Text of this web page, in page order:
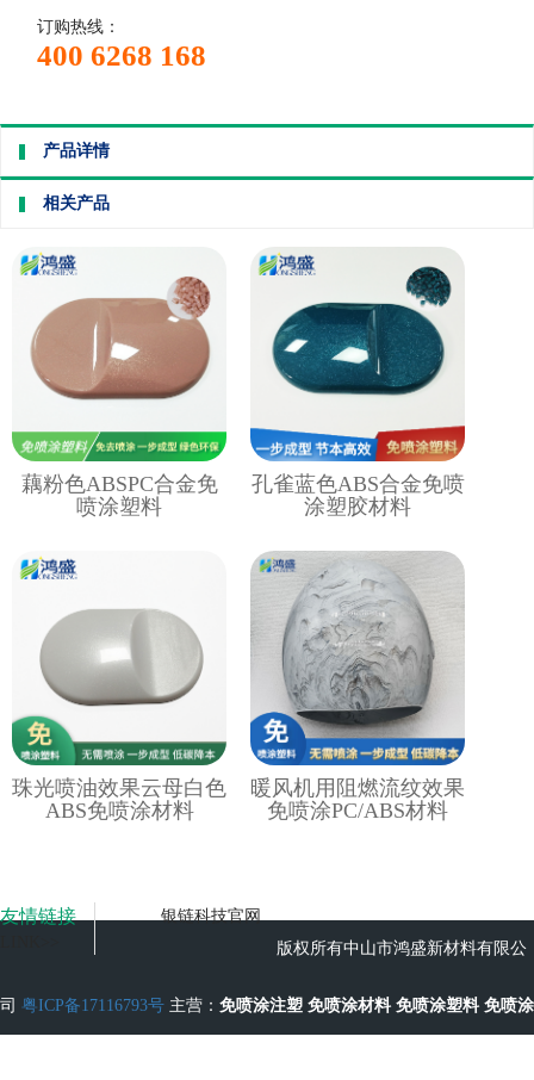
订购热线：
400 6268 168
产品详情
相关产品
藕粉色ABSPC合金免
喷涂塑料
孔雀蓝色ABS合金免喷
涂塑胶材料
珠光喷油效果云母白色
ABS免喷涂材料
暖风机用阻燃流纹效果
免喷涂PC/ABS材料
友情链接
银链科技官网
版权所有中山市鸿盛新材料有限公
司 粤ICP备17116793号 主营： 免喷涂注塑 免喷涂材料 免喷涂塑料 免喷涂